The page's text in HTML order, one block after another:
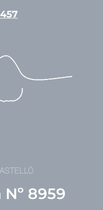
Nº 8959